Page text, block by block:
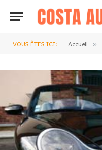
VOUS ÊTES ICI: Accueil »